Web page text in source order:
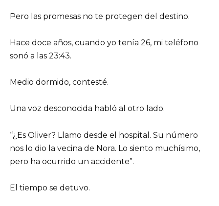
Pero las promesas no te protegen del destino.
Hace doce años, cuando yo tenía 26, mi teléfono
sonó a las 23:43.
Medio dormido, contesté.
Una voz desconocida habló al otro lado.
“¿Es Oliver? Llamo desde el hospital. Su número
nos lo dio la vecina de Nora. Lo siento muchísimo,
pero ha ocurrido un accidente”.
El tiempo se detuvo.